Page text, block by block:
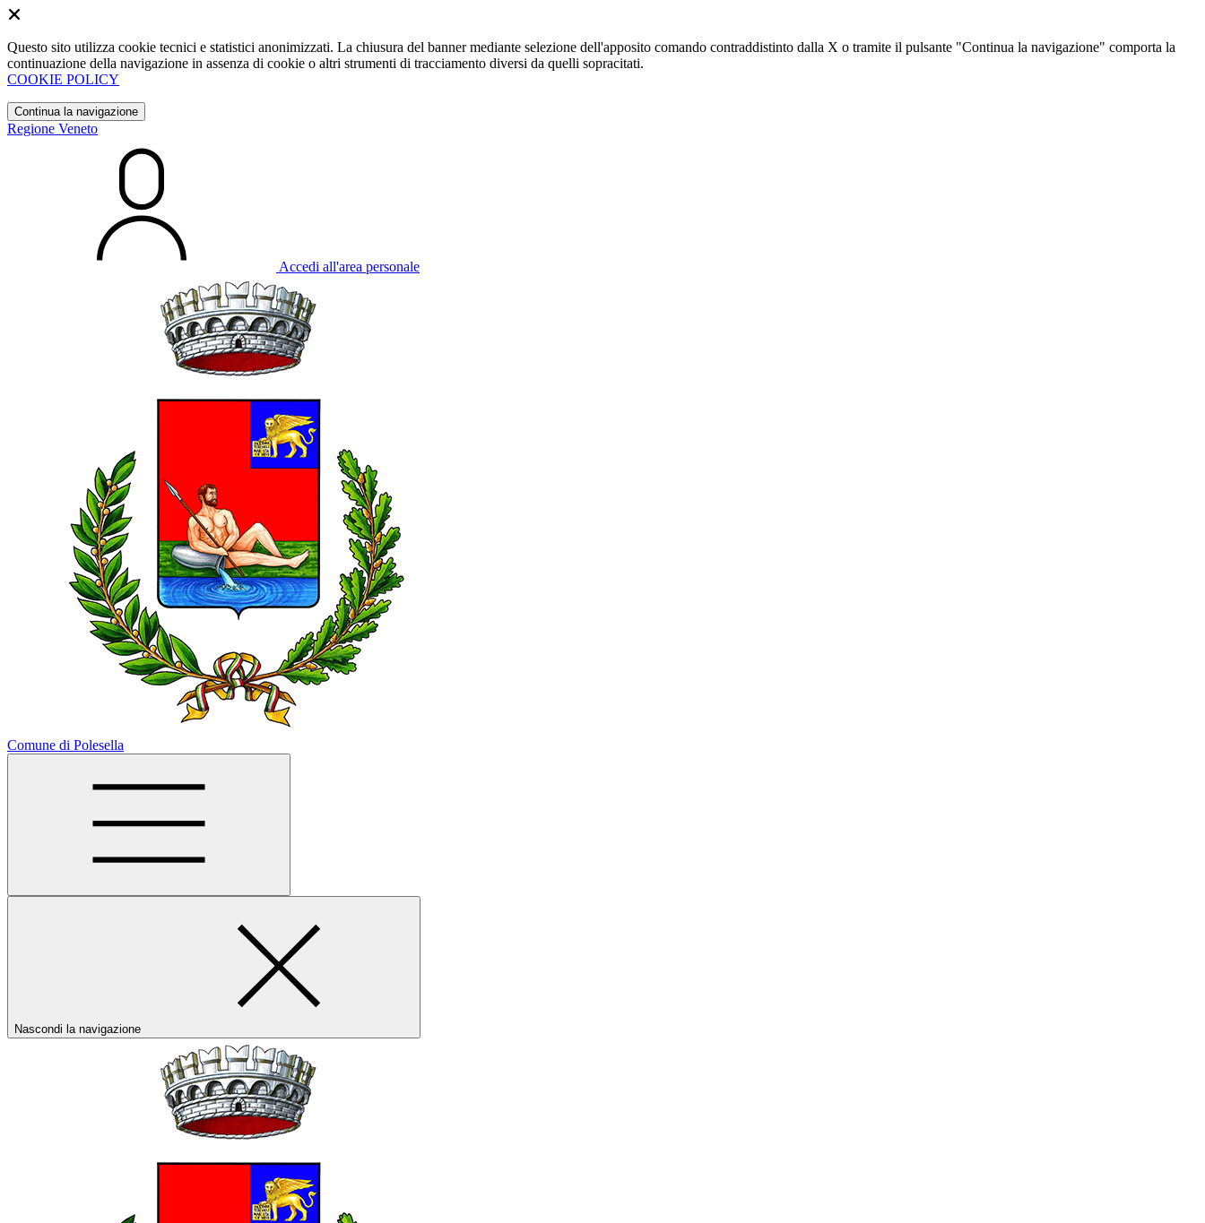
Questo sito utilizza cookie tecnici e statistici anonimizzati. La chiusura del banner mediante selezione dell'apposito comando contraddistinto dalla X o tramite il pulsante "Continua la navigazione" comporta la
continuazione della navigazione in assenza di cookie o altri strumenti di tracciamento diversi da quelli sopracitati.
COOKIE POLICY
Continua la navigazione
Regione Veneto
Accedi all'area personale
Comune di Polesella
Nascondi la navigazione